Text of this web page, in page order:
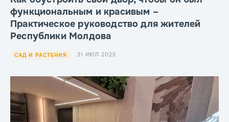
функциональным и красивым –
Практическое руководство для жителей
Республики Молдова
САД И РАСТЕНИЯ 31 ИЮЛ 2025